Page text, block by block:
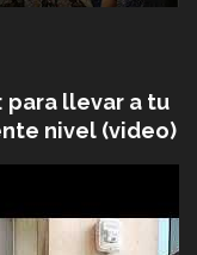
para llevar a tu
nivel (video)